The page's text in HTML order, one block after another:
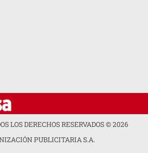
LOS DERECHOS RESERVADOS ©2026
PUBLICITARIA S.A.